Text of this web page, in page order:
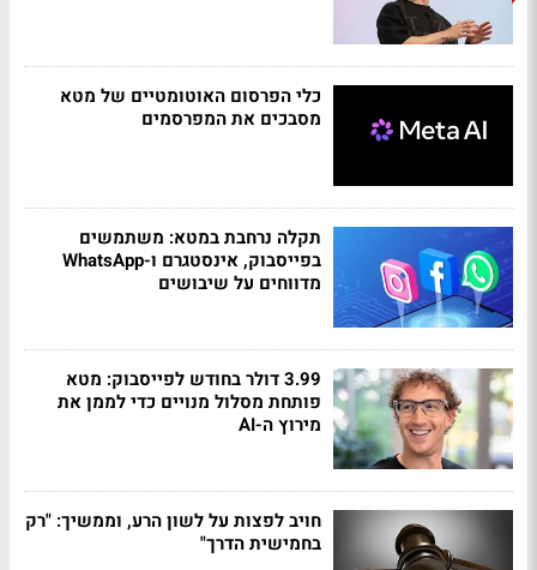
כלי הפרסום האוטומטיים של מטא
מסבכים את המפרסמים
תקלה נרחבת במטא: משתמשים
בפייסבוק, אינסטגרם ו-WhatsApp
מדווחים על שיבושים
3.99 דולר בחודש לפייסבוק: מטא
פותחת מסלול מנויים כדי לממן את
מירוץ ה-AI
חויב לפצות על לשון הרע, וממשיך: "רק
בחמישית הדרך"